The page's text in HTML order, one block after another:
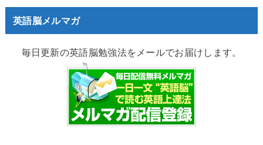
英語脳メルマガ
毎日更新の英語脳勉強法をメールでお届けします。